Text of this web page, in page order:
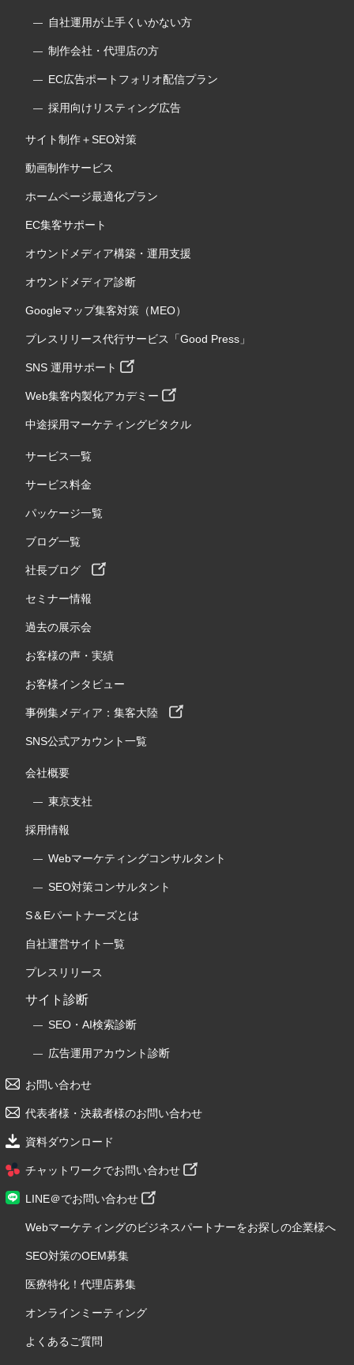
自社運用が上手くいかない方
制作会社・代理店の方
EC広告ポートフォリオ配信プラン
採用向けリスティング広告
サイト制作＋SEO対策
動画制作サービス
ホームページ最適化プラン
EC集客サポート
オウンドメディア構築・運用支援
オウンドメディア診断
Googleマップ集客対策（MEO）
プレスリリース代行サービス「Good Press」
SNS 運用サポート
Web集客内製化アカデミー
中途採用マーケティングピタクル
サービス一覧
サービス料金
パッケージ一覧
ブログ一覧
社長ブログ
セミナー情報
過去の展示会
お客様の声・実績
お客様インタビュー
事例集メディア：集客大陸
SNS公式アカウント一覧
会社概要
東京支社
採用情報
Webマーケティングコンサルタント
SEO対策コンサルタント
S＆Eパートナーズとは
自社運営サイト一覧
プレスリリース
サイト診断
SEO・AI検索診断
広告運用アカウント診断
お問い合わせ
代表者様・決裁者様のお問い合わせ
資料ダウンロード
チャットワークでお問い合わせ
LINE＠でお問い合わせ
Webマーケティングのビジネスパートナーをお探しの企業様へ
SEO対策のOEM募集
医療特化！代理店募集
オンラインミーティング
よくあるご質問